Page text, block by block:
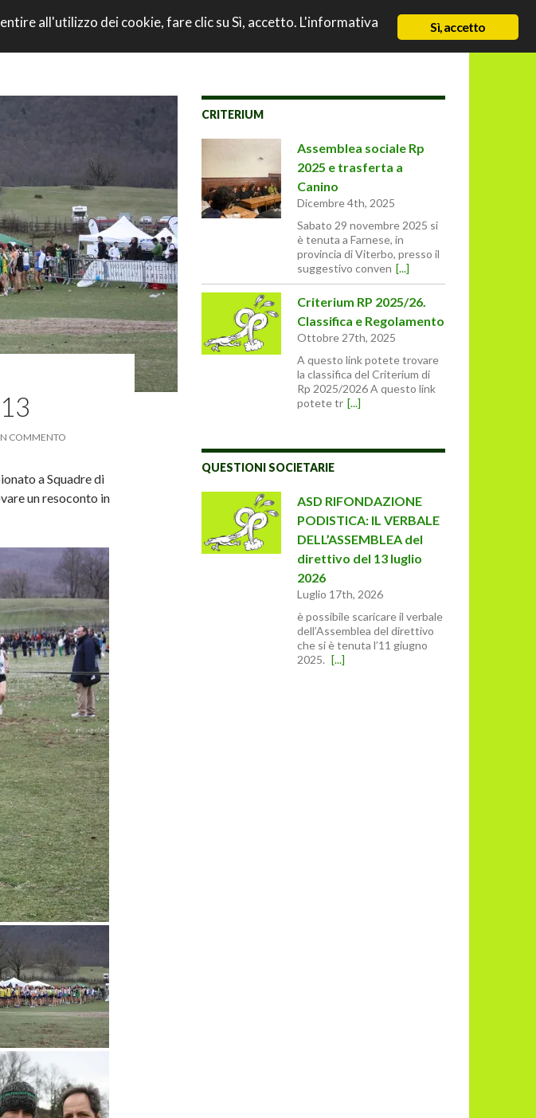
CORRI CON NOI
NEWS CHI SIAMO CONTATTI & LINK
COMMENTO
a Squadre di
un resoconto in
CRITERIUM
Assemblea sociale Rp
2025 e trasferta a
Canino
Dicembre 4th, 2025
Sabato 29 novembre 2025 si
è tenuta a Farnese, in
provincia di Viterbo, presso il
suggestivo conven [...]
Criterium RP 2025/26.
Classifica e Regolamento
Ottobre 27th, 2025
A questo link potete trovare
la classifica del Criterium di
Rp 2025/2026 A questo link
potete tr [...]
QUESTIONI SOCIETARIE
ASD RIFONDAZIONE
PODISTICA: IL VERBALE
DELL’ASSEMBLEA del
direttivo del 13 luglio
2026
Luglio 17th, 2026
è possibile scaricare il verbale
dell’Assemblea del direttivo
che si è tenuta l’11 giugno
2025. [...]
Sì, accetto
all'utilizzo dei cookie, fare clic su Sì, accetto. L'informativa